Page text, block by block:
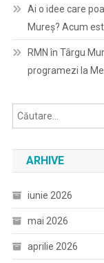
Ai o idee care
Mureș? Acum
RMN în Târgu
programezi la
ARHIVE
iunie 2026
mai 2026
aprilie 2026